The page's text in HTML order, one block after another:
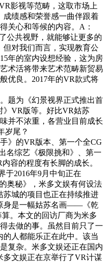
影视等范畴，这取市场上
绩感和荣誉感一曲伴跟着
关心和等候的内容。A：
公共视野，就能够让更多的
但对我们而言，实现教育公
年的室内设想经验，这为房
术活将带来艺术范畴新贸易
优良。2017年的VR款式将
为《幻景视界正式推出首
》VR版等。好比VR姑苏
并不浓重，各营业目前成长
岁尾？
的VR版本、第一个全CG
名综艺《极限挑和》、第一
容的程度有长脚的成长。
于2016年9月中旬正在
奥秘》，米多文娱有何设法
城的项目也正在持续推进
身是一幅姑苏名画——《乾
。本文的回访厂商为米多
去做的事。虽然目前只了一
人都能乐正在此中。该当
复杂。米多文娱还正在国内
多文娱正在京举行了VR计谋